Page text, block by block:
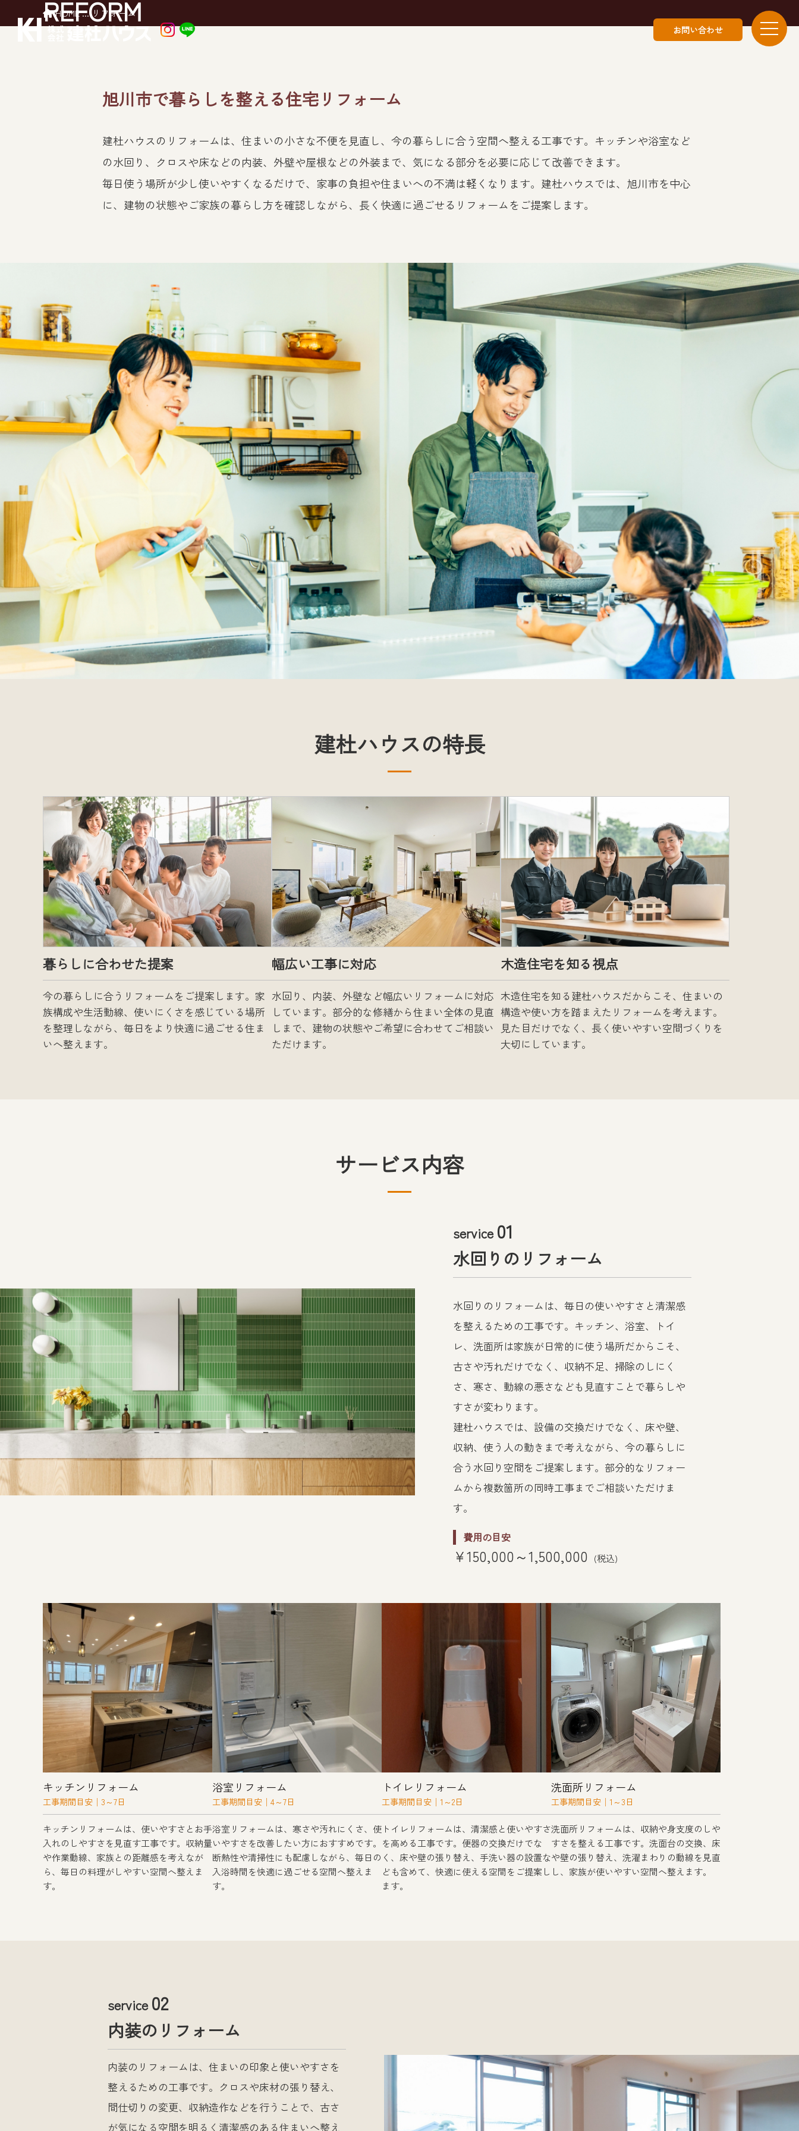
お問い合わせ
REFORM
HOME...リフォーム
旭川市で暮らしを整える住宅リフォーム
建杜ハウスのリフォームは、住まいの小さな不便を見直し、今の暮らしに合う空間へ整える工事です。キッチンや浴室など
の水回り、クロスや床などの内装、外壁や屋根などの外装まで、気になる部分を必要に応じて改善できます。
毎日使う場所が少し使いやすくなるだけで、家事の負担や住まいへの不満は軽くなります。建杜ハウスでは、旭川市を中心
に、建物の状態やご家族の暮らし方を確認しながら、長く快適に過ごせるリフォームをご提案します。
建杜ハウスの特長
暮らしに合わせた提案
今の暮らしに合うリフォームをご提案します。家
族構成や生活動線、使いにくさを感じている場所
を整理しながら、毎日をより快適に過ごせる住ま
いへ整えます。
幅広い工事に対応
水回り、内装、外壁など幅広いリフォームに対応
しています。部分的な修繕から住まい全体の見直
しまで、建物の状態やご希望に合わせてご相談い
ただけます。
木造住宅を知る視点
木造住宅を知る建杜ハウスだからこそ、住まいの
構造や使い方を踏まえたリフォームを考えます。
見た目だけでなく、長く使いやすい空間づくりを
大切にしています。
サービス内容
service 01
水回りのリフォーム
水回りのリフォームは、毎日の使いやすさと清潔感
を整えるための工事です。キッチン、浴室、トイ
レ、洗面所は家族が日常的に使う場所だからこそ、
古さや汚れだけでなく、収納不足、掃除のしにく
さ、寒さ、動線の悪さなども見直すことで暮らしや
すさが変わります。
建杜ハウスでは、設備の交換だけでなく、床や壁、
収納、使う人の動きまで考えながら、今の暮らしに
合う水回り空間をご提案します。部分的なリフォー
ムから複数箇所の同時工事までご相談いただけま
す。
費用の目安
¥150,000～1,500,000 (税込)
キッチンリフォーム
工事期間目安│3～7日
キッチンリフォームは、使いやすさとお手
入れのしやすさを見直す工事です。収納量
や作業動線、家族との距離感を考えなが
ら、毎日の料理がしやすい空間へ整えま
す。
浴室リフォーム
工事期間目安│4～7日
浴室リフォームは、寒さや汚れにくさ、使
いやすさを改善したい方におすすめです。
断熱性や清掃性にも配慮しながら、毎日の
入浴時間を快適に過ごせる空間へ整えま
す。
トイレリフォーム
工事期間目安│1～2日
トイレリフォームは、清潔感と使いやすさ
を高める工事です。便器の交換だけでな
く、床や壁の張り替え、手洗い器の設置な
ども含めて、快適に使える空間をご提案し
ます。
洗面所リフォーム
工事期間目安│1～3日
洗面所リフォームは、収納や身支度のしや
すさを整える工事です。洗面台の交換、床
や壁の張り替え、洗濯まわりの動線を見直
し、家族が使いやすい空間へ整えます。
service 02
内装のリフォーム
内装のリフォームは、住まいの印象と使いやすさを
整えるための工事です。クロスや床材の張り替え、
間仕切りの変更、収納造作などを行うことで、古さ
が気になる空間を明るく清潔感のある住まいへ整え